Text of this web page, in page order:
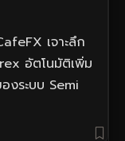
เจาะลึก
อัตโนมัติเพิ่ม
งระบบ Semi